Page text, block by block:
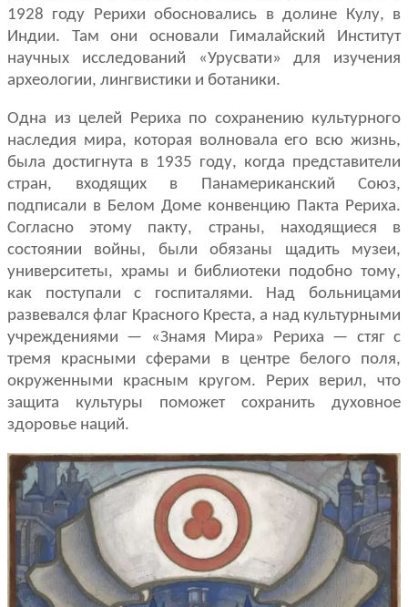
1928 году Рерихи обосновались в долине Кулу, в
Индии. Там они основали Гималайский Инс­титут
научных исследований «Урусвати» для изучения
археологии, линг­вистики и ботаники.
Одна из целей Рериха по сохранению культурного
наследия мира, которая волновала его всю жизнь,
была достигнута в 1935 году, когда представи­тели
стран, входящих в Панамериканский Союз,
подписали в Белом Доме конвенцию Пакта Рериха.
Согласно этому пакту, страны, находящиеся в
состоянии войны, были обязаны щадить му­зеи,
университеты, храмы и библиотеки подобно тому,
как поступали с госпиталями. Над больницами
развевался флаг Красного Креста, а над культурными
учреждениями — «Знамя Мира» Рериха — стяг с
тремя красными сферами в центре белого поля,
окруженными красным кругом. Рерих верил, что
защи­та культуры поможет сохранить духовное
здоровье наций.